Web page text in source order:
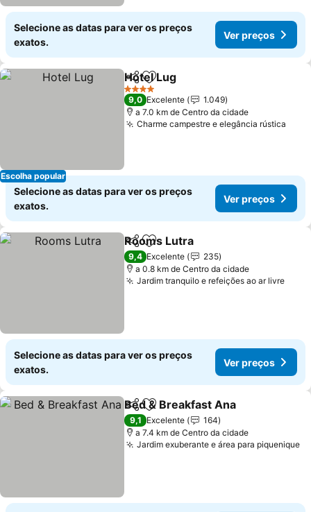
Selecione as datas para ver os preços
exatos.
Ver preços
Escolha popular
PartilharAdicionar aos favoritos
Hotel Lug
4 Estrelas
9,0 Excelente
1.049
a 7.0 km de Centro da cidade
Charme campestre e elegância rústica
Selecione as datas para ver os preços
exatos.
Ver preços
PartilharAdicionar aos favoritos
Rooms Lutra
9,4 Excelente
235
a 0.8 km de Centro da cidade
Jardim tranquilo e refeições ao ar livre
Selecione as datas para ver os preços
exatos.
Ver preços
PartilharAdicionar aos favoritos
Bed & Breakfast Ana
9,1 Excelente
164
a 7.4 km de Centro da cidade
Jardim exuberante e área para piquenique